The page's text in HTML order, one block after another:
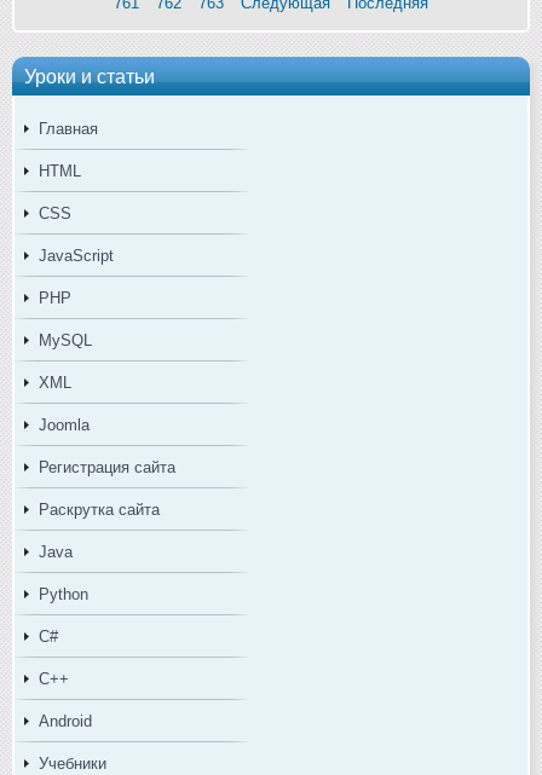
Уроки и статьи
Главная
HTML
CSS
JavaScript
PHP
MySQL
XML
Joomla
Регистрация сайта
Раскрутка сайта
Java
Python
C#
C++
Android
Учебники